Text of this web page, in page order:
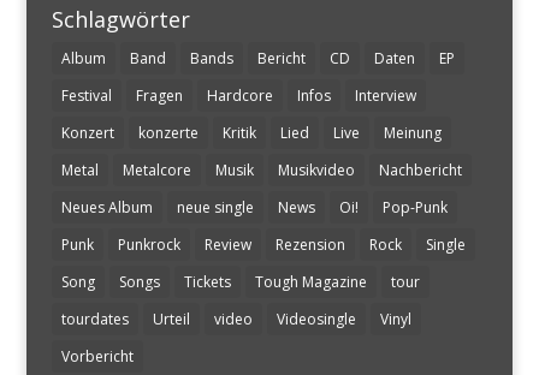
Schlagwörter
Album Band Bands Bericht CD Daten
EP
Festival
Fragen Hardcore Infos
Interview
Konzert
konzerte Kritik Lied Live
Meinung
Metal
Metalcore Musik Musikvideo
Nachbericht
Neues Album
neue single News Oi!
Pop-Punk
Punk
Punkrock Review Rezension Rock
Single
Song
Songs Tickets Tough Magazine
tour
tourdates
Urteil video Videosingle
Vinyl
Vorbericht